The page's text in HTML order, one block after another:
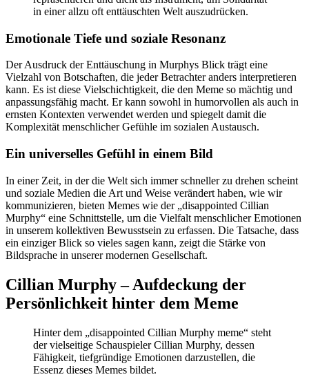
in einer allzu oft enttäuschten Welt auszudrücken.
Emotionale Tiefe und soziale Resonanz
Der Ausdruck der Enttäuschung in Murphys Blick trägt eine
Vielzahl von Botschaften, die jeder Betrachter anders interpretieren
kann. Es ist diese Vielschichtigkeit, die den Meme so mächtig und
anpassungsfähig macht. Er kann sowohl in humorvollen als auch in
ernsten Kontexten verwendet werden und spiegelt damit die
Komplexität menschlicher Gefühle im sozialen Austausch.
Ein universelles Gefühl in einem Bild
In einer Zeit, in der die Welt sich immer schneller zu drehen scheint
und soziale Medien die Art und Weise verändert haben, wie wir
kommunizieren, bieten Memes wie der „disappointed Cillian
Murphy“ eine Schnittstelle, um die Vielfalt menschlicher Emotionen
in unserem kollektiven Bewusstsein zu erfassen. Die Tatsache, dass
ein einziger Blick so vieles sagen kann, zeigt die Stärke von
Bildsprache in unserer modernen Gesellschaft.
Cillian Murphy – Aufdeckung der
Persönlichkeit hinter dem Meme
Hinter dem „disappointed Cillian Murphy meme“ steht
der vielseitige Schauspieler Cillian Murphy, dessen
Fähigkeit, tiefgründige Emotionen darzustellen, die
Essenz dieses Memes bildet.